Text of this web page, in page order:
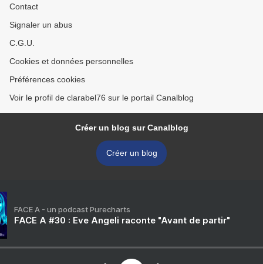
Contact
Signaler un abus
C.G.U.
Cookies et données personnelles
Préférences cookies
Voir le profil de clarabel76 sur le portail Canalblog
Créer un blog sur Canalblog
Créer un blog
FACE A - un podcast Purecharts
FACE A #30 : Eve Angeli raconte "Avant de partir"